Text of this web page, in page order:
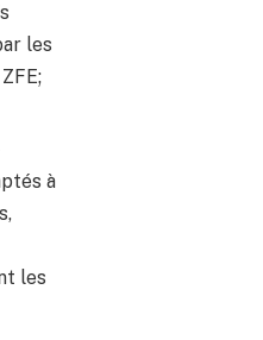
les
à
les